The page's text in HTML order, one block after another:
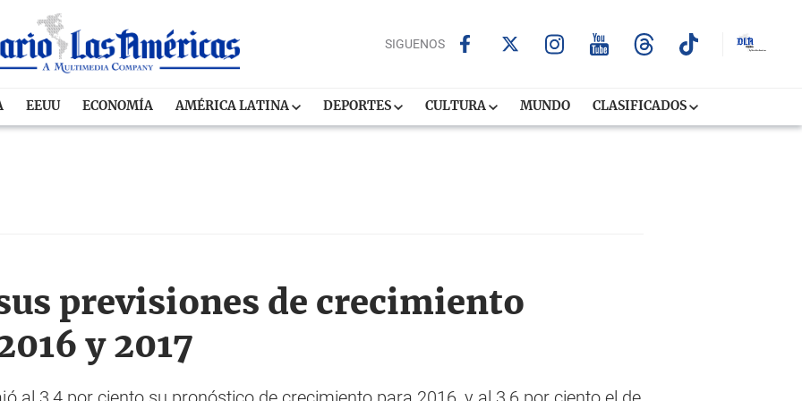
SIGUENOS
EEUU ECONOMÍA AMÉRICA LATINA DEPORTES CULTURA MUNDO CLASIFICADOS
previsiones de crecimiento
y 2017